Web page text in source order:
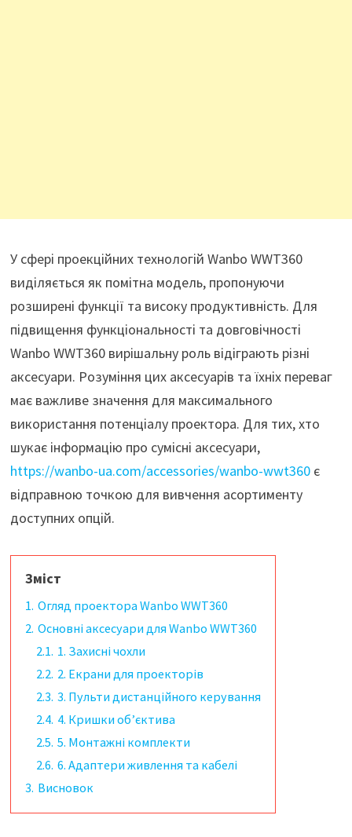
У сфері проекційних технологій Wanbo WWT360
виділяється як помітна модель, пропонуючи
розширені функції та високу продуктивність. Для
підвищення функціональності та довговічності
Wanbo WWT360 вирішальну роль відіграють різні
аксесуари. Розуміння цих аксесуарів та їхніх переваг
має важливе значення для максимального
використання потенціалу проектора. Для тих, хто
шукає інформацію про сумісні аксесуари,
https://wanbo-ua.com/accessories/wanbo-wwt360є
відправною точкою для вивчення асортименту
доступних опцій.
Зміст
1. Огляд проектора Wanbo WWT360
2. Основні аксесуари для Wanbo WWT360
2.1. 1. Захисні чохли
2.2. 2. Екрани для проекторів
2.3. 3. Пульти дистанційного керування
2.4. 4. Кришки об’єктива
2.5. 5. Монтажні комплекти
2.6. 6. Адаптери живлення та кабелі
3. Висновок